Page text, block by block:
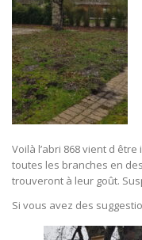
Voilà l’abri 868 vient d être
toutes les branches en
trouveront à leur goût.
Si vous avez des